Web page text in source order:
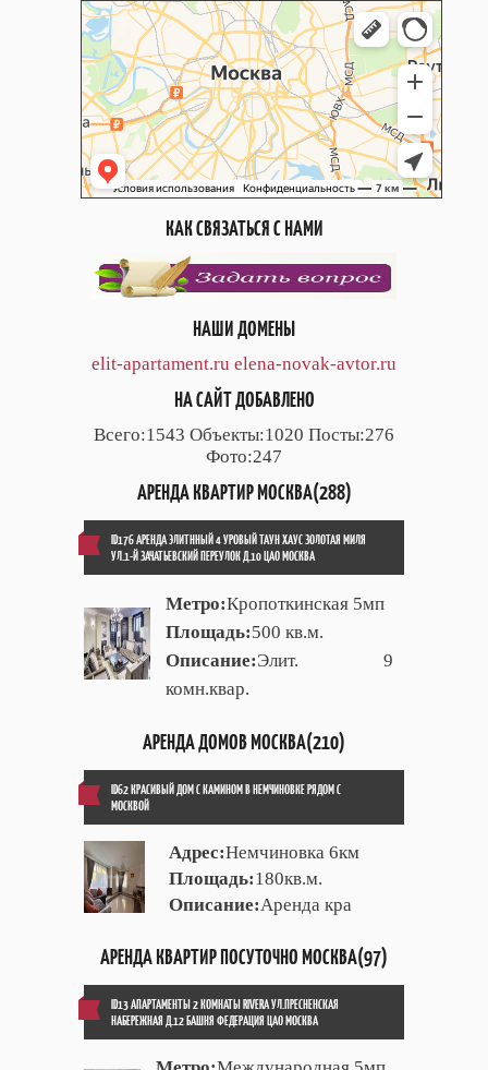
КАК СВЯЗАТЬСЯ С НАМИ
НАШИ ДОМЕНЫ
elit-apartament.ru elena-novak-avtor.ru
НА САЙТ ДОБАВЛЕНО
Всего:1543 Объекты:1020 Посты:276
Фото:247
АРЕНДА КВАРТИР МОСКВА(288)
ID176 АРЕНДА ЭЛИТННЫЙ 4 УРОВЫЙ ТАУН ХАУС ЗОЛОТАЯ МИЛЯ
УЛ.1-Й ЗАЧАТЬЕВСКИЙ ПЕРЕУЛОК Д.10 ЦАО МОСКВА
Метро:Кропоткинская 5мп
Площадь:500 кв.м.
Описание:Элит. 9
комн.квар.
АРЕНДА ДОМОВ МОСКВА(210)
ID62 КРАСИВЫЙ ДОМ С КАМИНОМ В НЕМЧИНОВКЕ РЯДОМ С
МОСКВОЙ
Адрес:Немчиновка 6км
Площадь:180кв.м.
Описание:Аренда кра
АРЕНДА КВАРТИР ПОСУТОЧНО МОСКВА(97)
ID13 АПАРТАМЕНТЫ 2 КОМНАТЫ RIVERA УЛ.ПРЕСНЕНСКАЯ
НАБЕРЕЖНАЯ Д.12 БАШНЯ ФЕДЕРАЦИЯ ЦАО МОСКВА